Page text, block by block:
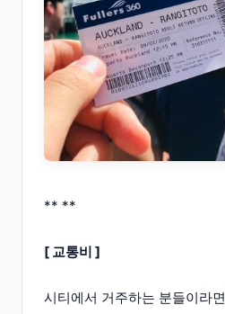
** **
[ 교통비 ]
시티에서 거주하는 분들이라면